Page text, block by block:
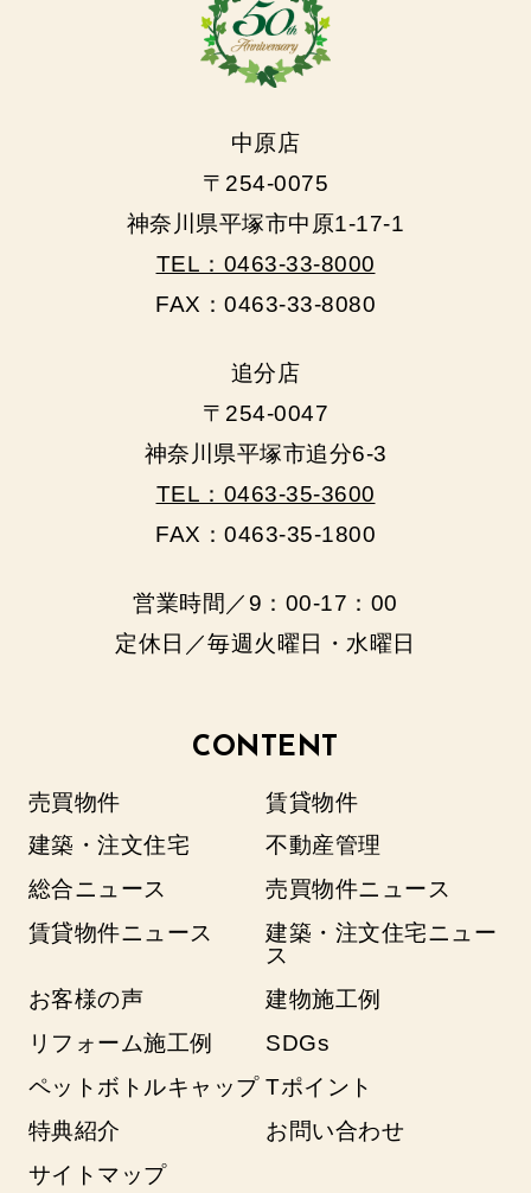
中原店
〒254-0075
神奈川県平塚市中原1-17-1
TEL：0463-33-8000
FAX：0463-33-8080
追分店
〒254-0047
神奈川県平塚市追分6-3
TEL：0463-35-3600
FAX：0463-35-1800
営業時間／9：00‐17：00
定休日／毎週火曜日・水曜日
CONTENT
売買物件
賃貸物件
建築・注文住宅
不動産管理
総合ニュース
売買物件ニュース
賃貸物件ニュース
建築・注文住宅ニュー
ス
お客様の声
建物施工例
リフォーム施工例
SDGs
ペットボトルキャップ Tポイント
特典紹介
お問い合わせ
サイトマップ